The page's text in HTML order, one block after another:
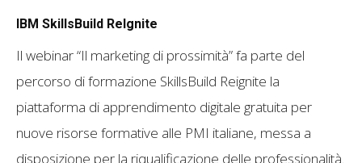
IBM SkillsBuild ReIgnite
Il webinar “Il marketing di prossimità” fa parte del
percorso di formazione SkillsBuild Reignite la
piattaforma di apprendimento digitale gratuita per
nuove risorse formative alle PMI italiane, messa a
disposizione per la riqualificazione delle professionalità.